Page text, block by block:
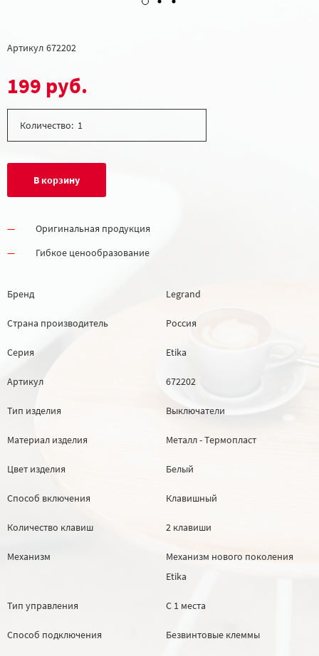
Артикул 672202
199 руб.
Количество:
В корзину
Оригинальная продукция
Гибкое ценообразование
Бренд Legrand
Страна производитель Россия
Серия Etika
Артикул 672202
Тип изделия Выключатели
Материал изделия Металл - Термопласт
Цвет изделия Белый
Способ включения Клавишный
Количество клавиш 2 клавиши
Механизм
Механизм нового поколения
Etika
Тип управления С 1 места
Способ подключения Безвинтовые клеммы